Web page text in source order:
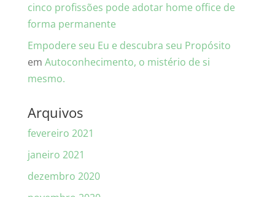
cinco profissões pode adotar home office de
forma permanente
Empodere seu Eu e descubra seu Propósito
em Autoconhecimento, o mistério de si
mesmo.
Arquivos
fevereiro 2021
janeiro 2021
dezembro 2020